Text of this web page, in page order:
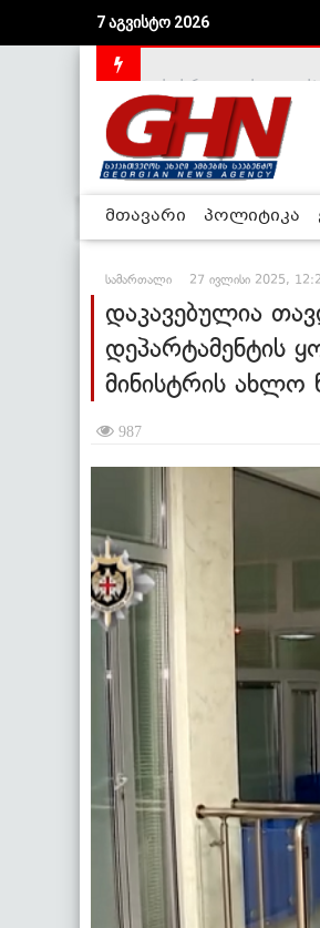
7 აგვისტო 2026
მთავარი პოლიტიკა
სამართალი 27 ივლისი 2025,
დაკავებულია
დეპარტამენტის
მინისტრის ახლო
987